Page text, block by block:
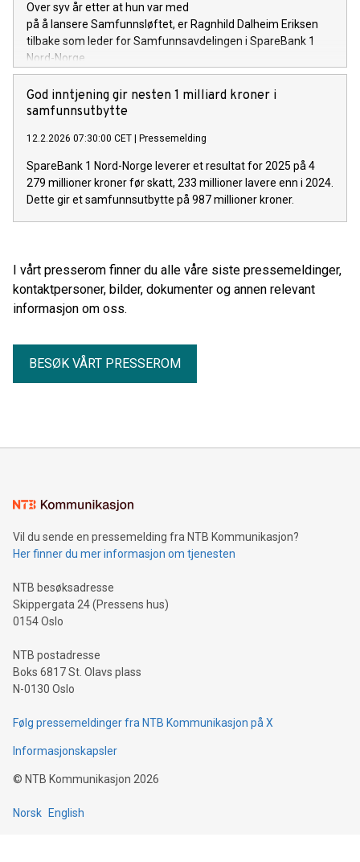
Over syv år etter at hun var med
på å lansere Samfunnsløftet, er Ragnhild Dalheim Eriksen
tilbake som leder for Samfunnsavdelingen i SpareBank 1
Nord-Norge.
God inntjening gir nesten 1 milliard kroner i
samfunnsutbytte
12.2.2026 07:30:00 CET Pressemelding
SpareBank 1 Nord-Norge leverer et resultat for 2025 på 4
279 millioner kroner før skatt, 233 millioner lavere enn i 2024.
Dette gir et samfunnsutbytte på 987 millioner kroner.
I vårt presserom finner du alle våre siste pressemeldinger,
kontaktpersoner, bilder, dokumenter og annen relevant
informasjon om oss.
BESØK VÅRT PRESSEROM
Vil du sende en pressemelding fra NTB Kommunikasjon?
Her finner du mer informasjon om tjenesten
NTB besøksadresse
Skippergata 24 (Pressens hus)
0154 Oslo
NTB postadresse
Boks 6817 St. Olavs plass
N-0130 Oslo
Følg pressemeldinger fra NTB Kommunikasjon på X
Informasjonskapsler
© NTB Kommunikasjon 2026
Norsk English